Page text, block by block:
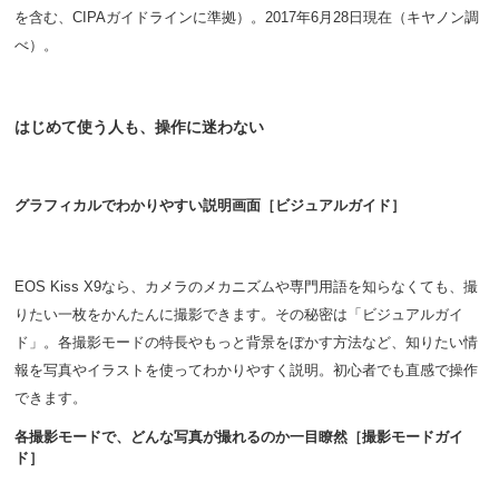
を含む、CIPAガイドラインに準拠）。2017年6月28日現在（キヤノン調
べ）。
はじめて使う人も、操作に迷わない
グラフィカルでわかりやすい説明画面［ビジュアルガイド］
EOS Kiss X9なら、カメラのメカニズムや専門用語を知らなくても、撮
りたい一枚をかんたんに撮影できます。その秘密は「ビジュアルガイ
ド」。各撮影モードの特長やもっと背景をぼかす方法など、知りたい情
報を写真やイラストを使ってわかりやすく説明。初心者でも直感で操作
できます。
各撮影モードで、どんな写真が撮れるのか一目瞭然［撮影モードガイ
ド］